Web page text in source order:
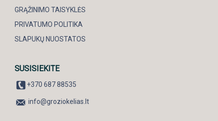
GRĄŽINIMO TAISYKLĖS
PRIVATUMO POLITIKA
SLAPUKŲ NUOSTATOS
SUSISIEKITE
+370 687 88535
info@groziokelias.lt